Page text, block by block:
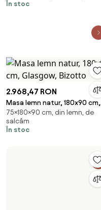
În stoc
2.968,47 RON
Masa lemn natur, 180x90 cm,
Glasgow, Bizotto
75×180×90 cm, din lemn, de
salcâm
În stoc